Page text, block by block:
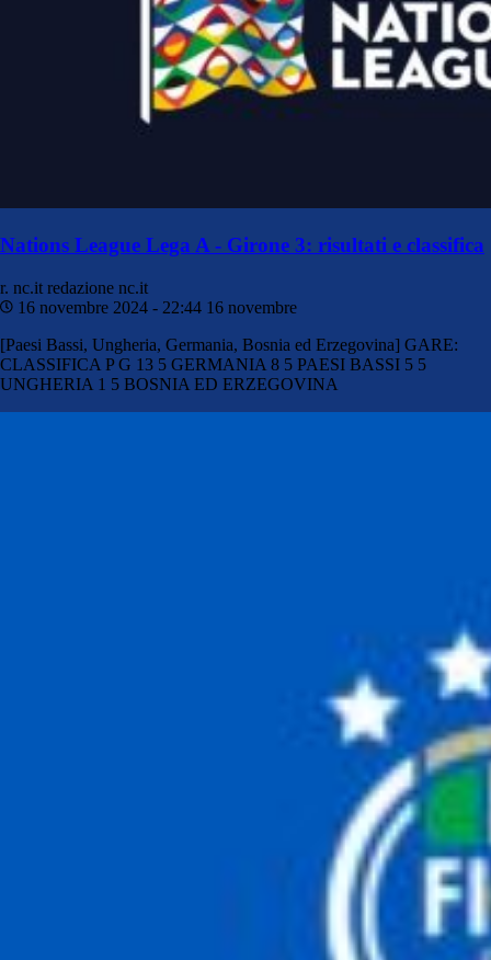
Nations League Lega A - Girone 3: risultati e classifica
r. nc.it redazione nc.it
16 novembre 2024 - 22:44 16 novembre
[Paesi Bassi, Ungheria, Germania, Bosnia ed Erzegovina] GARE:
CLASSIFICA P G 13 5 GERMANIA 8 5 PAESI BASSI 5 5
UNGHERIA 1 5 BOSNIA ED ERZEGOVINA